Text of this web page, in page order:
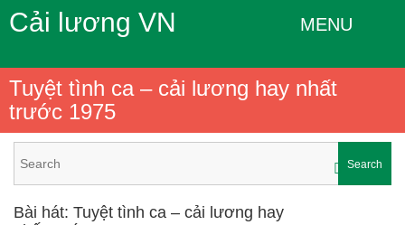
Cải lương VN MENU
Tuyệt tình ca – cải lương hay nhất
trước 1975
Search
Bài hát: Tuyệt tình ca – cải lương hay